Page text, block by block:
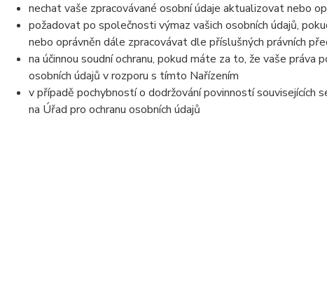
nechat vaše zpracovávané osobní údaje aktualizovat nebo
požadovat po společnosti výmaz vašich osobních údajů,
nebo oprávněn dále zpracovávat dle příslušných právních
na účinnou soudní ochranu, pokud máte za to, že vaše
osobních údajů v rozporu s tímto Nařízením
v případě pochybností o dodržování povinností souvisejících
na Úřad pro ochranu osobních údajů